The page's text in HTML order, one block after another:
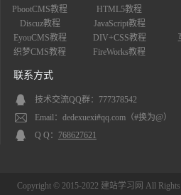
PbootCMS教程
Discuz教程
EyouCMS教程
织梦CMS教程
HTML5教程
JavaScript教程
DIV+CSS教程
FireWorks教程
联系方式
技术交流QQ群：777378542
Email：dedexuexi#qq.com（#换为@）
Q Q： 768627621
Copyright © 2015-2022 建站学习网 All Rights